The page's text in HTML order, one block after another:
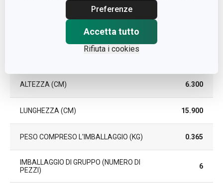
Preferenze
Accetta tutto
Rifiuta i cookies
ALTEZZA (CM) 6.300
LUNGHEZZA (CM) 15.900
PESO COMPRESO L'IMBALLAGGIO (KG) 0.365
IMBALLAGGIO DI GRUPPO (NUMERO DI
PEZZI)
6